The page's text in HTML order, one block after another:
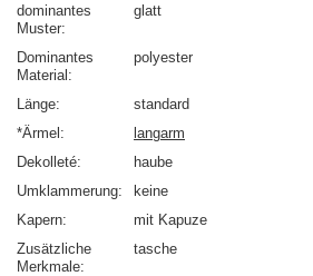
dominantes
Muster
glatt
Dominantes
Material
polyester
Länge
standard
*Ärmel
langarm
Dekolleté
haube
Umklammerung
keine
Kapern
mit Kapuze
Zusätzliche
Merkmale
tasche